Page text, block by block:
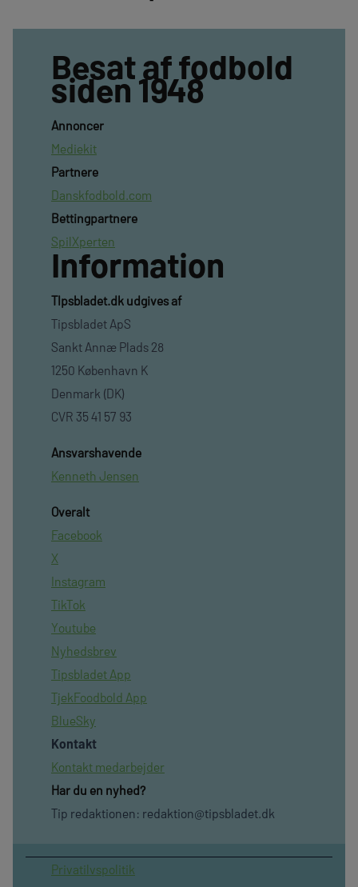
Besat af fodbold
siden 1948
Annoncer
Mediekit
Partnere
Danskfodbold.com
Bettingpartnere
SpilXperten
Information
TIpsbladet.dk udgives af
Tipsbladet ApS
Sankt Annæ Plads 28
1250 København K
Denmark (DK)
CVR 35 41 57 93
Ansvarshavende
Kenneth Jensen
Overalt
Facebook
X
Instagram
TikTok
Youtube
Nyhedsbrev
Tipsbladet App
TjekFoodbold App
BlueSky
Kontakt
Kontakt medarbejder
Har du en nyhed?
Tip redaktionen: redaktion@tipsbladet.dk
Privatilvspolitik